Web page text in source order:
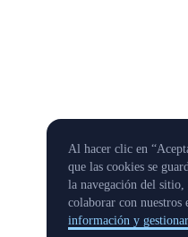
Al hacer clic en
que las cookies se
la navegación del
colaborar con nuestros
información y